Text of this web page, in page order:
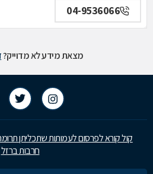
04-9536066
מצאת מידע לא מדוייק?
קול קורא לפרסום לעמותות שתכליתן
חרבות ברזל